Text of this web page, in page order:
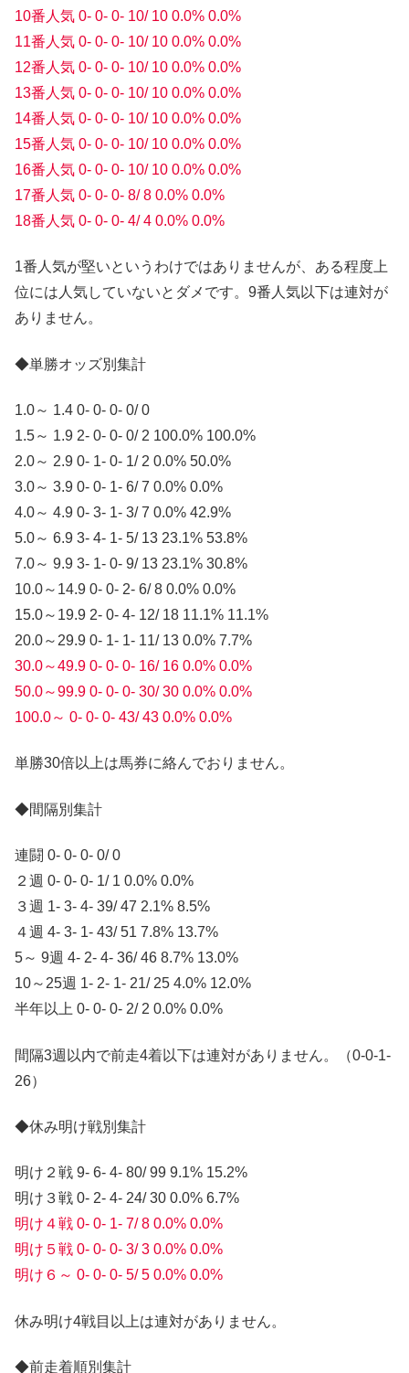
10番人気 0- 0- 0- 10/ 10 0.0% 0.0%
11番人気 0- 0- 0- 10/ 10 0.0% 0.0%
12番人気 0- 0- 0- 10/ 10 0.0% 0.0%
13番人気 0- 0- 0- 10/ 10 0.0% 0.0%
14番人気 0- 0- 0- 10/ 10 0.0% 0.0%
15番人気 0- 0- 0- 10/ 10 0.0% 0.0%
16番人気 0- 0- 0- 10/ 10 0.0% 0.0%
17番人気 0- 0- 0- 8/ 8 0.0% 0.0%
18番人気 0- 0- 0- 4/ 4 0.0% 0.0%
1番人気が堅いというわけではありませんが、ある程度上
位には人気していないとダメです。9番人気以下は連対が
ありません。
◆単勝オッズ別集計
1.0～ 1.4 0- 0- 0- 0/ 0
1.5～ 1.9 2- 0- 0- 0/ 2 100.0% 100.0%
2.0～ 2.9 0- 1- 0- 1/ 2 0.0% 50.0%
3.0～ 3.9 0- 0- 1- 6/ 7 0.0% 0.0%
4.0～ 4.9 0- 3- 1- 3/ 7 0.0% 42.9%
5.0～ 6.9 3- 4- 1- 5/ 13 23.1% 53.8%
7.0～ 9.9 3- 1- 0- 9/ 13 23.1% 30.8%
10.0～14.9 0- 0- 2- 6/ 8 0.0% 0.0%
15.0～19.9 2- 0- 4- 12/ 18 11.1% 11.1%
20.0～29.9 0- 1- 1- 11/ 13 0.0% 7.7%
30.0～49.9 0- 0- 0- 16/ 16 0.0% 0.0%
50.0～99.9 0- 0- 0- 30/ 30 0.0% 0.0%
100.0～ 0- 0- 0- 43/ 43 0.0% 0.0%
単勝30倍以上は馬券に絡んでおりません。
◆間隔別集計
連闘 0- 0- 0- 0/ 0
２週 0- 0- 0- 1/ 1 0.0% 0.0%
３週 1- 3- 4- 39/ 47 2.1% 8.5%
４週 4- 3- 1- 43/ 51 7.8% 13.7%
5～ 9週 4- 2- 4- 36/ 46 8.7% 13.0%
10～25週 1- 2- 1- 21/ 25 4.0% 12.0%
半年以上 0- 0- 0- 2/ 2 0.0% 0.0%
間隔3週以内で前走4着以下は連対がありません。（0-0-1-
26）
◆休み明け戦別集計
明け２戦 9- 6- 4- 80/ 99 9.1% 15.2%
明け３戦 0- 2- 4- 24/ 30 0.0% 6.7%
明け４戦 0- 0- 1- 7/ 8 0.0% 0.0%
明け５戦 0- 0- 0- 3/ 3 0.0% 0.0%
明け６～ 0- 0- 0- 5/ 5 0.0% 0.0%
休み明け4戦目以上は連対がありません。
◆前走着順別集計